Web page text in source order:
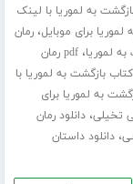
به لموریا با لینک
لموریا برای موبایل،رمان
لموریا،
pdf رمان
کتاب بازگشت به لموریا با
به لموریا برای
تخیلی،دانلود رمان
،دانلود داستان